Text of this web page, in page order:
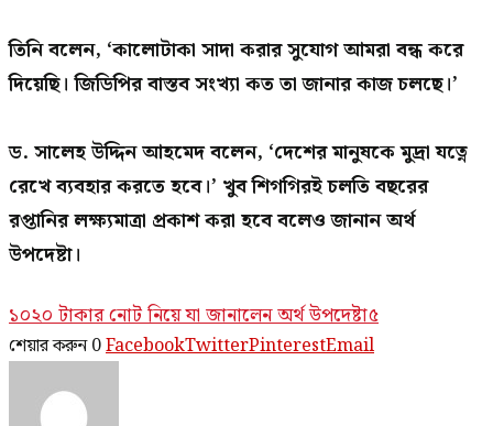
তিনি বলেন, ‘কালোটাকা সাদা করার সুযোগ আমরা বন্ধ করে
দিয়েছি। জিডিপির বাস্তব সংখ্যা কত তা জানার কাজ চলছে।’
ড. সালেহ উদ্দিন আহমেদ বলেন, ‘দেশের মানুষকে মুদ্রা যত্নে
রেখে ব্যবহার করতে হবে।’ খুব শিগগিরই চলতি বছরের
রপ্তানির লক্ষ্যমাত্রা প্রকাশ করা হবে বলেও জানান অর্থ
উপদেষ্টা।
১০২০ টাকার নোট নিয়ে যা জানালেন অর্থ উপদেষ্টা৫
শেয়ার করুন 0FacebookTwitterPinterestEmail